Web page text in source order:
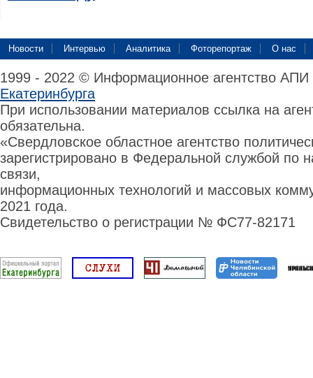
Новости Интервью Аналитика Фоторепортаж О нас
1999 - 2022 © Информационное агентство
Екатеринбурга
При использовании материалов ссылка на
обязательна.
«Свердловское областное агентство
зарегистрировано в Федеральной службой по
связи,
информационных технологий и массовых
2021 года.
Свидетельство о регистрации № ФС77-82171